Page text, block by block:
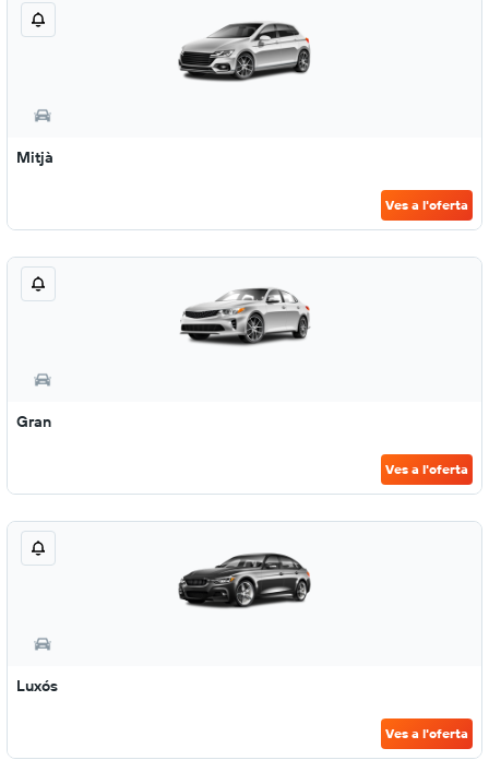
Mitjà
Ves a l'oferta
Gran
Ves a l'oferta
Luxós
Ves a l'oferta